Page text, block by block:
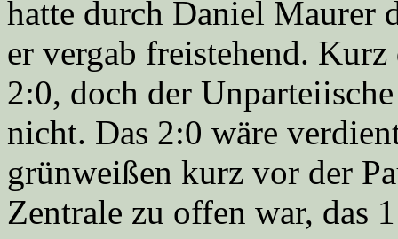
hatte durch Daniel Maurer
er vergab freistehend.
2:0, doch der
nicht. Das 2:0 wäre
grünweißen kurz vor der
Zentrale zu offen war, das